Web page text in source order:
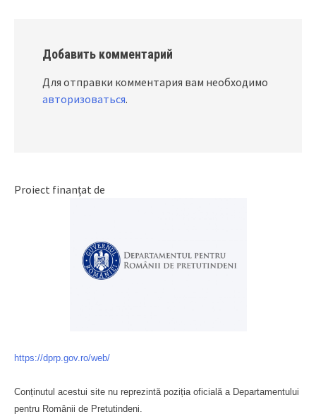
Добавить комментарий
Для отправки комментария вам необходимо
авторизоваться.
Proiect finanțat de
https://dprp.gov.ro/web/
Conținutul acestui site nu reprezintă poziția oficială a Departamentului
pentru Românii de Pretutindeni.